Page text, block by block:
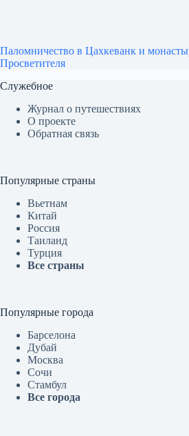
Паломничество в Цахкеванк и
Просветителя
Служебное
Журнал о путешествиях
О проекте
Обратная связь
Популярные страны
Вьетнам
Китай
Россия
Таиланд
Турция
Все страны
Популярные города
Барселона
Дубай
Москва
Сочи
Стамбул
Все города